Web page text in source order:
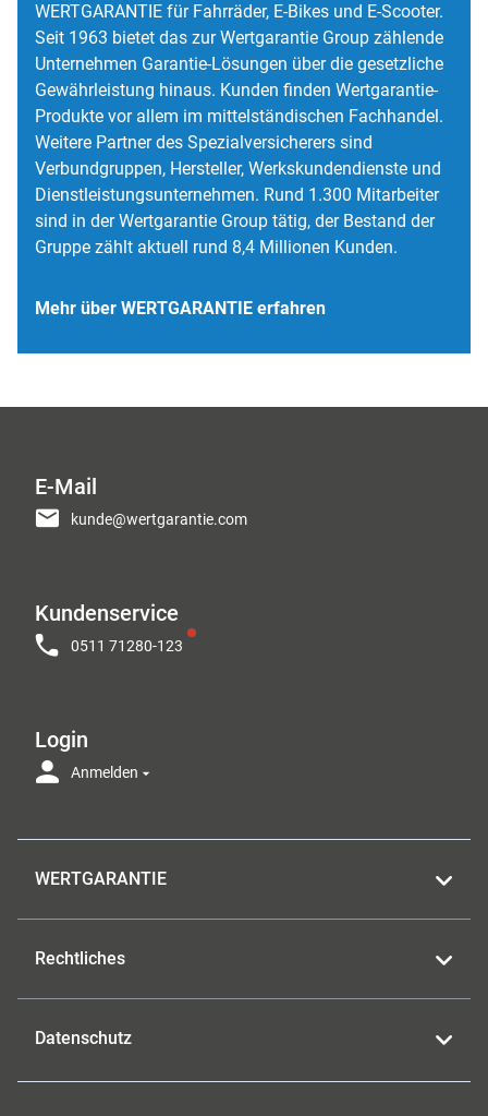
WERTGARANTIE für Fahrräder, E-Bikes und E-Scooter.
Seit 1963 bietet das zur Wertgarantie Group zählende
Unternehmen Garantie-Lösungen über die gesetzliche
Gewährleistung hinaus. Kunden finden Wertgarantie-
Produkte vor allem im mittelständischen Fachhandel.
Weitere Partner des Spezialversicherers sind
Verbundgruppen, Hersteller, Werkskundendienste und
Dienstleistungsunternehmen. Rund 1.300 Mitarbeiter
sind in der Wertgarantie Group tätig, der Bestand der
Gruppe zählt aktuell rund 8,4 Millionen Kunden.
Mehr über WERTGARANTIE erfahren
E-Mail
kunde@wertgarantie.com
Kundenservice
0511 71280-123
Login
Anmelden
WERTGARANTIE
Rechtliches
Datenschutz